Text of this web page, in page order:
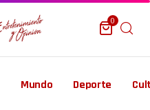
0
Mundo Deporte